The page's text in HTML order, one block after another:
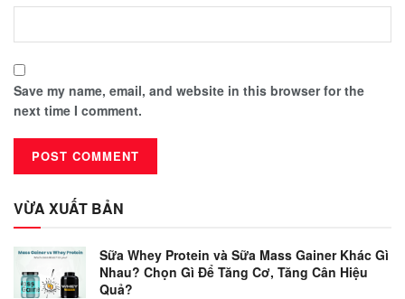
Save my name, email, and website in this browser for the
next time I comment.
VỪA XUẤT BẢN
Sữa Whey Protein và Sữa Mass Gainer Khác Gì
Nhau? Chọn Gì Để Tăng Cơ, Tăng Cân Hiệu
Quả?